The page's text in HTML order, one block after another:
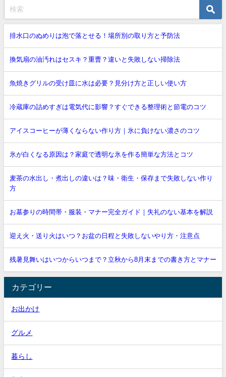
排水口のぬめりは泡で落とせる！場所別の取り方と予防法
換気扇の油汚れはセスキ？重曹？違いと失敗しない掃除法
魚焼きグリルの受け皿に水は必要？見分け方と正しい使い方
冷蔵庫の詰めすぎは電気代に影響？すぐできる整理術と節電のコツ
アイスコーヒーが薄くならない作り方｜氷に負けない濃さのコツ
氷が白くなる原因は？家庭で透明な氷を作る簡単な方法とコツ
麦茶の水出し・煮出しの違いは？味・衛生・保存まで失敗しない作り
方
お墓参りの時間帯・服装・マナー完全ガイド｜失礼のない基本を解説
迎え火・送り火はいつ？お盆の日程と失敗しないやり方・注意点
残暑見舞いはいつからいつまで？立秋から8月末までの書き方とマナー
カテゴリー
お出かけ
グルメ
暮らし